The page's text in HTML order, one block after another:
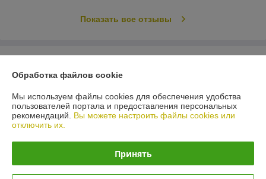
Показать все отзывы
Доставка и оплата
График работы
Обработка файлов cookie
Мы используем файлы cookies для обеспечения удобства
пользователей портала и предоставления персональных
рекомендаций. Вы можете настроить файлы cookies или
отключить их.
Принять